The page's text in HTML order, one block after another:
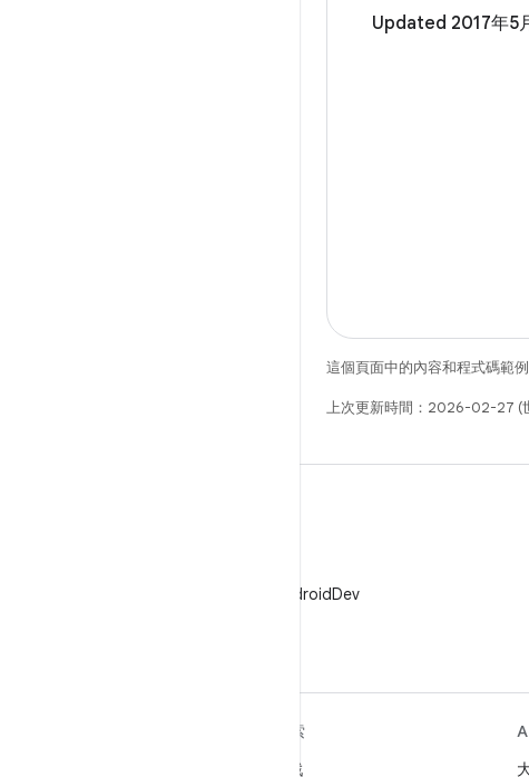
Updated 2017年5
這個頁面中的內容和程式碼範
上次更新時間：2026-02-27 (
在 X 中追蹤 @AndroidDev
探索
遊戲